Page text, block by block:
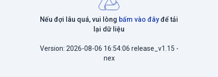
Nếu đợi lâu quá, vui lòng bấm vào đâyđể tải
lại dữ liệu
Version: 2026-08-06 16:54:06 release_v1.15 -
nex